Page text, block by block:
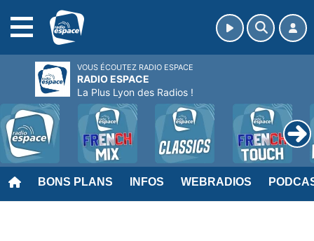
BONS PLANS INFOS WEBRADIOS
VOUS ÉCOUTEZ RADIO ESPACE
RADIO ESPACE
La Plus Lyon des Radios !